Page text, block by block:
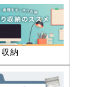
納